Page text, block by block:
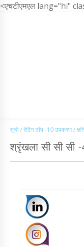
<एचटीएमएल lang="hi"
सूची/रेटिंग टॉप -10 उपकरण/
श्रृंखला सी सी सी